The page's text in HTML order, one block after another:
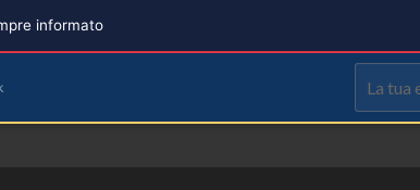
informato